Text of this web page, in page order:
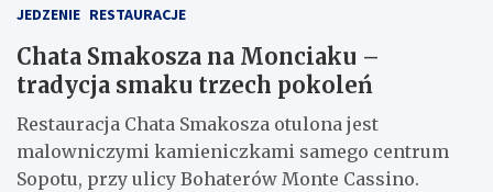
JEDZENIE RESTAURACJE
Chata Smakosza na Monciaku –
tradycja smaku trzech pokoleń
Restauracja Chata Smakosza otulona jest
malowniczymi kamieniczkami samego centrum
Sopotu, przy ulicy Bohaterów Monte Cassino.